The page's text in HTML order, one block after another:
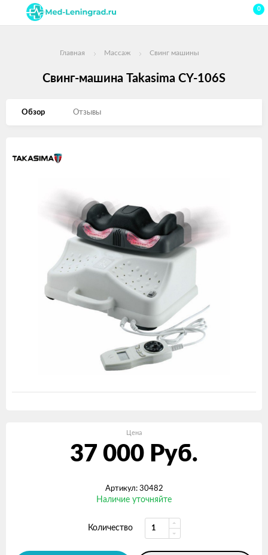
0
Главная Массаж Свинг машины
Свинг-машина Takasima CY-106S
Обзор Отзывы
Цена
37 000 Руб.
Артикул: 30482
Наличие уточняйте
Количество